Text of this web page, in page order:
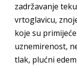
zadržavanje
vrtoglavicu,
koje su
uznemirenost,
tlak, plućni